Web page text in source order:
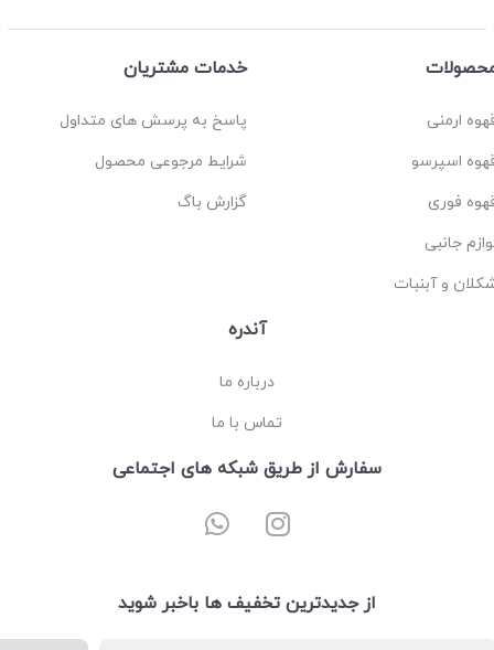
ارمنی
اسپرسو
فوری
جانبی
و آبنبات
خدمات مشتریان
پاسخ به پرسش های متداول
شرایط مرجوعی محصول
گزارش باگ
آندره
درباره ما
تماس با ما
سفارش از طریق شبکه های اجتماعی
از جدیدترین تخفیف ها باخبر شوید